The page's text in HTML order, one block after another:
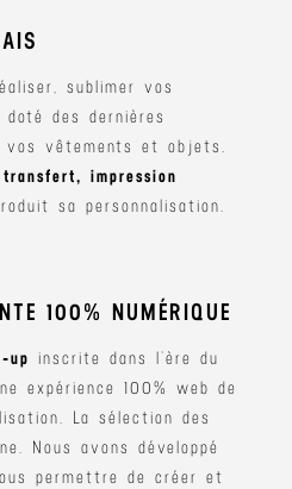
sublimer vos
des dernières
vêtements et objets.
impression
sa personnalisation.
100% NUMÉRIQUE
up inscrite dans l’ère du
expérience 100% web de
La sélection des
Nous avons développé
permettre de créer et